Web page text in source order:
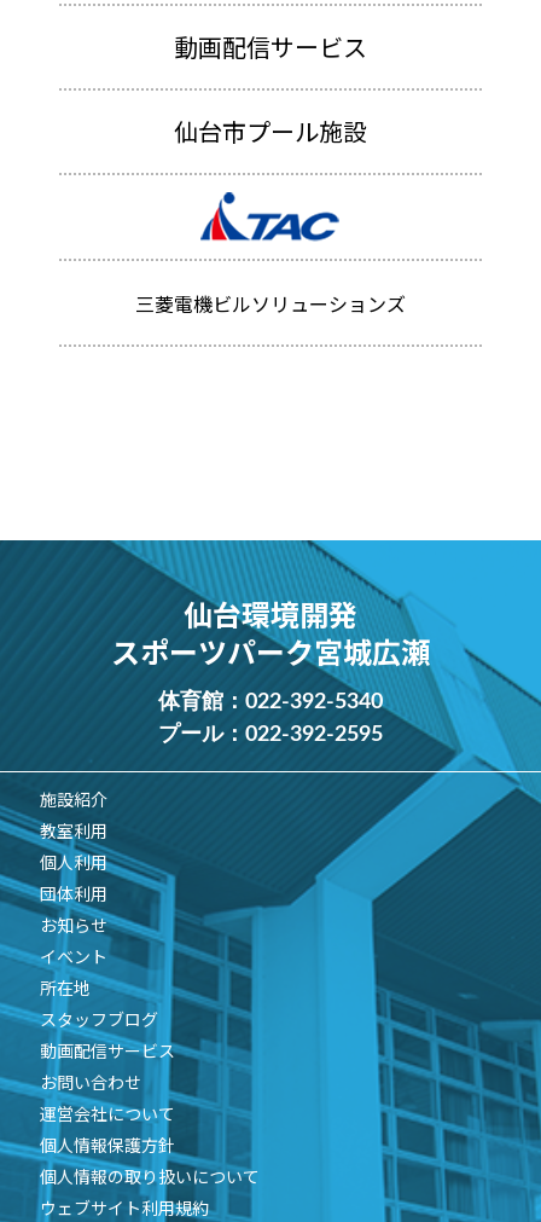
動画配信サービス
仙台市プール施設
三菱電機ビルソリューションズ
仙台環境開発
スポーツパーク宮城広瀬
体育館： 022-392-5340
プール： 022-392-2595
施設紹介
教室利用
個人利用
団体利用
お知らせ
イベント
所在地
スタッフブログ
動画配信サービス
お問い合わせ
運営会社について
個人情報保護方針
個人情報の取り扱いについて
ウェブサイト利用規約